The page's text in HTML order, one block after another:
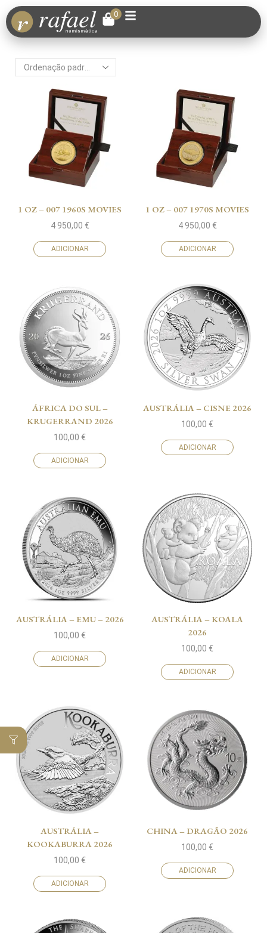
0
1 OZ – 007 1960S MOVIES
4 950,00 €
ADICIONAR
1 OZ – 007 1970S MOVIES
4 950,00 €
ADICIONAR
ÁFRICA DO SUL –
KRUGERRAND 2026
100,00 €
ADICIONAR
AUSTRÁLIA – CISNE 2026
100,00 €
ADICIONAR
AUSTRÁLIA – EMU – 2026
100,00 €
ADICIONAR
AUSTRÁLIA – KOALA
2026
100,00 €
ADICIONAR
AUSTRÁLIA –
KOOKABURRA 2026
100,00 €
ADICIONAR
CHINA – DRAGÃO 2026
100,00 €
ADICIONAR